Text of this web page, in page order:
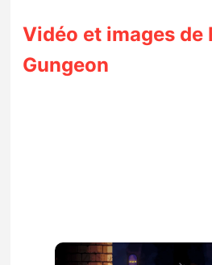
Vidéo et images de
Gungeon